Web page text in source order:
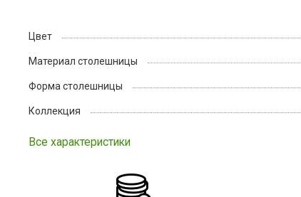
Цвет
Материал столешницы
Форма столешницы
Коллекция
Все характеристики